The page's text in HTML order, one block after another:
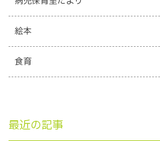
絵本
食育
最近の記事